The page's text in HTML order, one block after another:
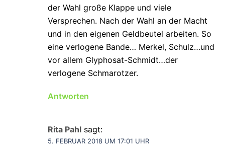
der Wahl große Klappe und viele
Versprechen. Nach der Wahl an der Macht
und in den eigenen Geldbeutel arbeiten. So
eine verlogene Bande… Merkel, Schulz…und
vor allem Glyphosat-Schmidt…der
verlogene Schmarotzer.
Antworten
Rita Pahl sagt:
5. FEBRUAR 2018 UM 17:01 UHR